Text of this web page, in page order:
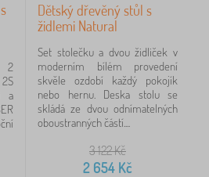
2
a
Dětský dřevěný stůl s
židlemi Natural
Set stolečku a dvou židliček v
moderním bílém provedení
skvěle ozdobí každý pokojík
nebo hernu. Deska stolu se
skládá ze dvou odnímatelných
oboustranných částí....
3 122Kč
2 654 Kč